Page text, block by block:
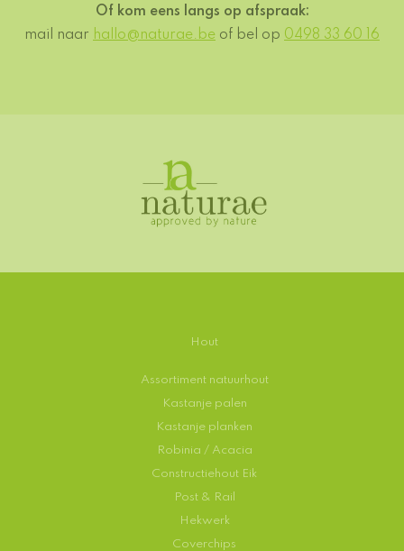
Of kom eens langs op afspraak:
mail naar hallo@naturae.be of bel op 0498 33 60 16
Hout
Assortiment natuurhout
Kastanje palen
Kastanje planken
Robinia / Acacia
Constructiehout Eik
Post & Rail
Hekwerk
Coverchips